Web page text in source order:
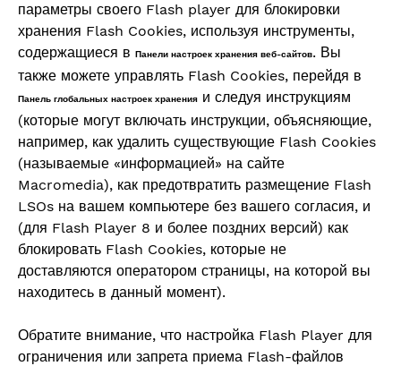
параметры своего Flash player для блокировки
хранения Flash Cookies, используя инструменты,
содержащиеся в Панели настроек хранения веб-сайтов. Вы
также можете управлять Flash Cookies, перейдя в
Панель глобальных настроек хранения и следуя инструкциям
(которые могут включать инструкции, объясняющие,
например, как удалить существующие Flash Cookies
(называемые «информацией» на сайте
Macromedia), как предотвратить размещение Flash
LSOs на вашем компьютере без вашего согласия, и
(для Flash Player 8 и более поздних версий) как
блокировать Flash Cookies, которые не
доставляются оператором страницы, на которой вы
находитесь в данный момент).
Обратите внимание, что настройка Flash Player для
ограничения или запрета приема Flash-файлов